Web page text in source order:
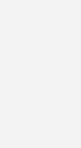
Nordrhein-
In
dort zu